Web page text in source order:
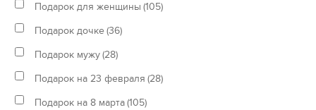
Подарок для женщины (105)
Подарок дочке(36)
Подарок мужу(28)
Подарок на 23 февраля (28)
Подарок на 8 марта(105)